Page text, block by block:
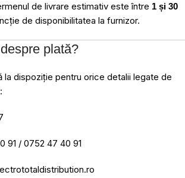
de livrare estimativ este între 1 și 30
de disponibilitatea la furnizor.
plată?
la dispoziție pentru orice detalii legate de
91 / 0752 47 40 91